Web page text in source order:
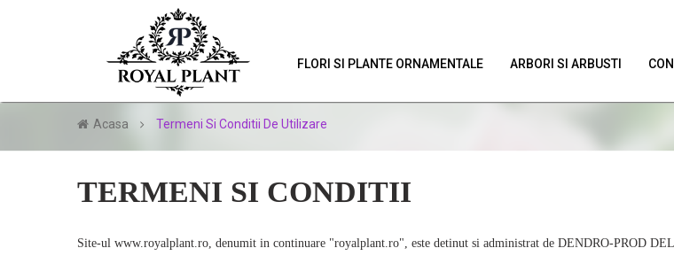
FLORI SI PLANTE ORNAMENTALE ARBORI SI ARBUSTI
Acasa Termeni Si Conditii De Utilizare
TERMENI SI CONDITII
Site-ul www.royalplant.ro, denumit in continuare "royalplant.ro", este detinut si administrat de DENDRO-PROD